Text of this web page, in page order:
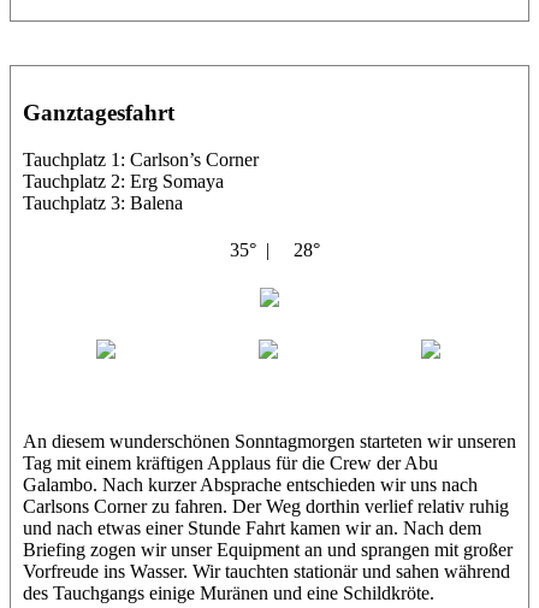
Ganztagesfahrt
Tauchplatz 1: Carlson’s Corner
Tauchplatz 2: Erg Somaya
Tauchplatz 3: Balena
35° | 28°
An diesem wunderschönen Sonntagmorgen starteten wir unseren
Tag mit einem kräftigen Applaus für die Crew der Abu
Galambo. Nach kurzer Absprache entschieden wir uns nach
Carlsons Corner zu fahren. Der Weg dorthin verlief relativ ruhig
und nach etwas einer Stunde Fahrt kamen wir an. Nach dem
Briefing zogen wir unser Equipment an und sprangen mit großer
Vorfreude ins Wasser. Wir tauchten stationär und sahen während
des Tauchgangs einige Muränen und eine Schildkröte.